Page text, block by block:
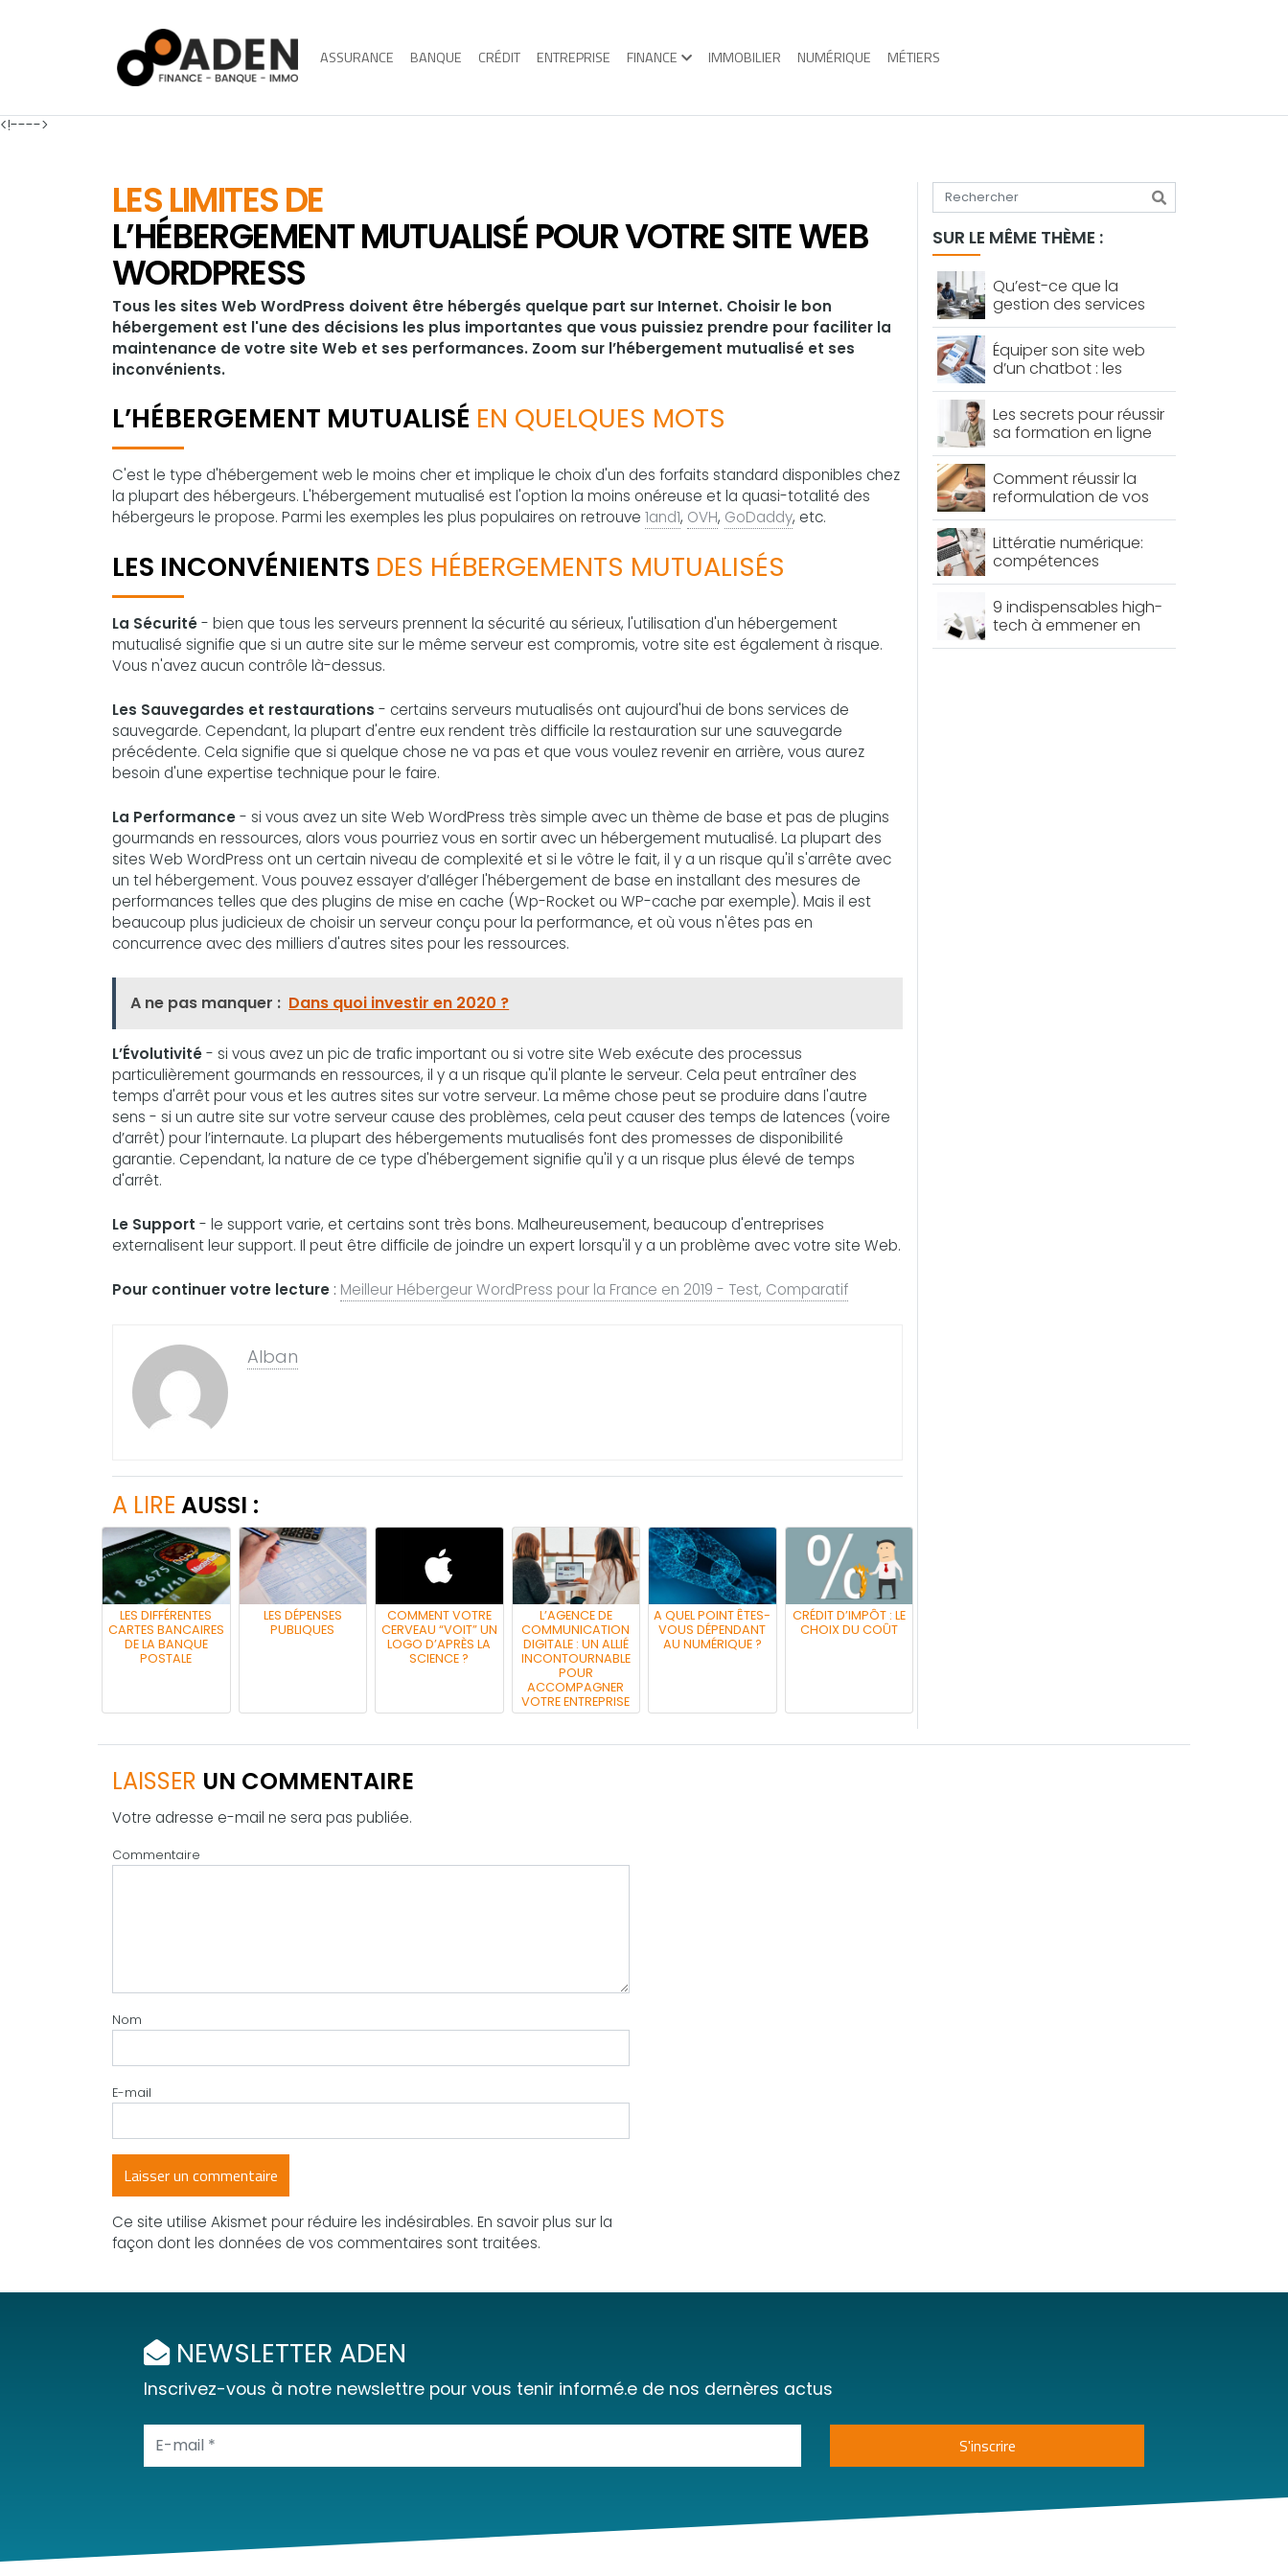
<!---->
ASSURANCE BANQUE CRÉDIT ENTREPRISE FINANCE IMMOBILIER NUMÉRIQUE MÉTIERS
LES LIMITES DE
L’HÉBERGEMENT MUTUALISÉ POUR VOTRE SITE WEB
WORDPRESS
Tous les sites Web WordPress doivent être hébergés quelque part sur Internet. Choisir le bon
hébergement est l'une des décisions les plus importantes que vous puissiez prendre pour faciliter la
maintenance de votre site Web et ses performances. Zoom sur l’hébergement mutualisé et ses
inconvénients.
L’HÉBERGEMENT MUTUALISÉ EN QUELQUES MOTS
C'est le type d'hébergement web le moins cher et implique le choix d'un des forfaits standard disponibles chez
la plupart des hébergeurs. L'hébergement mutualisé est l'option la moins onéreuse et la quasi-totalité des
hébergeurs le propose. Parmi les exemples les plus populaires on retrouve 1and1, OVH, GoDaddy, etc.
LES INCONVÉNIENTS DES HÉBERGEMENTS MUTUALISÉS
La Sécurité- bien que tous les serveurs prennent la sécurité au sérieux, l'utilisation d'un hébergement
mutualisé signifie que si un autre site sur le même serveur est compromis, votre site est également à risque.
Vous n'avez aucun contrôle là-dessus.
Les Sauvegardes et restaurations - certains serveurs mutualisés ont aujourd'hui de bons services de
sauvegarde. Cependant, la plupart d'entre eux rendent très difficile la restauration sur une sauvegarde
précédente. Cela signifie que si quelque chose ne va pas et que vous voulez revenir en arrière, vous aurez
besoin d'une expertise technique pour le faire.
La Performance- si vous avez un site Web WordPress très simple avec un thème de base et pas de plugins
gourmands en ressources, alors vous pourriez vous en sortir avec un hébergement mutualisé. La plupart des
sites Web WordPress ont un certain niveau de complexité et si le vôtre le fait, il y a un risque qu'il s'arrête avec
un tel hébergement. Vous pouvez essayer d’alléger l'hébergement de base en installant des mesures de
performances telles que des plugins de mise en cache (Wp-Rocket ou WP-cache par exemple). Mais il est
beaucoup plus judicieux de choisir un serveur conçu pour la performance, et où vous n'êtes pas en
concurrence avec des milliers d'autres sites pour les ressources.
A ne pas manquer : Dans quoi investir en 2020 ?
L’Évolutivité- si vous avez un pic de trafic important ou si votre site Web exécute des processus
particulièrement gourmands en ressources, il y a un risque qu'il plante le serveur. Cela peut entraîner des
temps d'arrêt pour vous et les autres sites sur votre serveur. La même chose peut se produire dans l'autre
sens - si un autre site sur votre serveur cause des problèmes, cela peut causer des temps de latences (voire
d’arrêt) pour l’internaute. La plupart des hébergements mutualisés font des promesses de disponibilité
garantie. Cependant, la nature de ce type d'hébergement signifie qu'il y a un risque plus élevé de temps
d'arrêt.
Le Support - le support varie, et certains sont très bons. Malheureusement, beaucoup d'entreprises
externalisent leur support. Il peut être difficile de joindre un expert lorsqu'il y a un problème avec votre site Web.
Pour continuer votre lecture : Meilleur Hébergeur WordPress pour la France en 2019 - Test, Comparatif
Alban
A LIRE AUSSI :
LES DIFFÉRENTES
CARTES BANCAIRES
DE LA BANQUE
POSTALE
LES DÉPENSES
PUBLIQUES
COMMENT VOTRE
CERVEAU “VOIT” UN
LOGO D’APRÈS LA
SCIENCE ?
L’AGENCE DE
COMMUNICATION
DIGITALE : UN ALLIÉ
INCONTOURNABLE
POUR
ACCOMPAGNER
VOTRE ENTREPRISE
A QUEL POINT ÊTES-
VOUS DÉPENDANT
AU NUMÉRIQUE ?
CRÉDIT D’IMPÔT : LE
CHOIX DU COÛT
Tapez votre recherche
SUR LE MÊME THÈME :
Qu’est-ce que la
gestion des services
informatiques ?
Équiper son site web
d’un chatbot : les
avantages
Les secrets pour réussir
sa formation en ligne
en cybersécurité
Comment réussir la
reformulation de vos
textes ?
Littératie numérique:
compétences
essentielles pour la
nouvelle économie
9 indispensables high-
tech à emmener en
vacances : ne partez
LAISSER UN COMMENTAIRE
Votre adresse e-mail ne sera pas publiée.
Commentaire
Nom
E-mail
Ce site utilise Akismet pour réduire les indésirables. En savoir plus sur la
façon dont les données de vos commentaires sont traitées.
NEWSLETTER ADEN
Inscrivez-vous à notre newslettre pour vous tenir informé.e de nos dernères actus